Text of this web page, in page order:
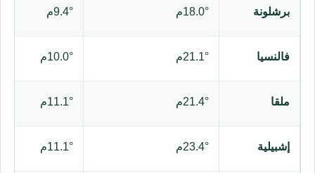
برشلونة 18.0°م 9.4°م
فالنسيا 21.1°م 10.0°م
ملقا 21.4°م 11.1°م
إشبيلية 23.4°م 11.1°م